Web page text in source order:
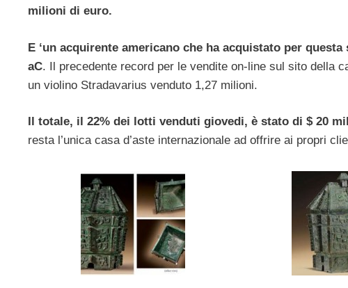
milioni di euro.
E ‘un acquirente americano che ha acquistato per
aC. Il precedente record per le vendite on-line sul sito della
un violino Stradavarius venduto 1,27 milioni.
Il totale, il 22% dei lotti venduti giovedi, è stato di $ 20
resta l’unica casa d’aste internazionale ad offrire ai propri